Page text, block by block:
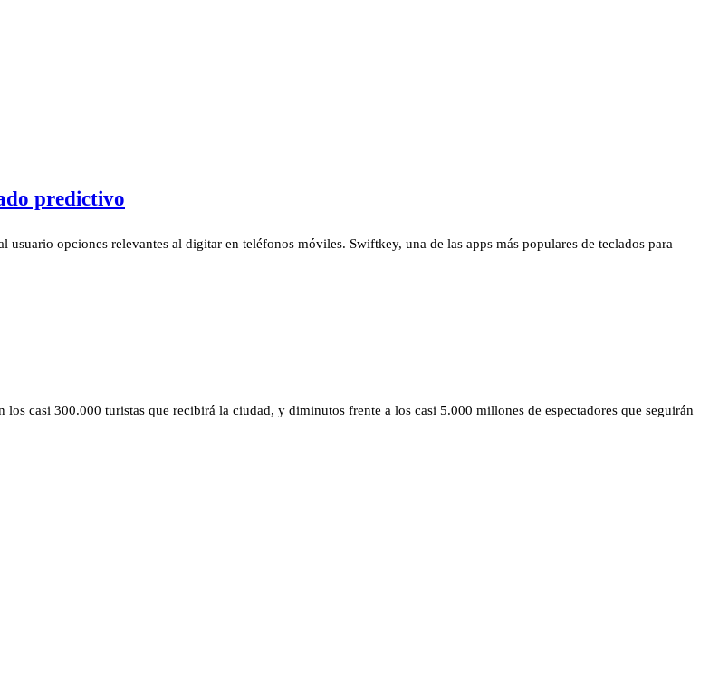
predictivo
opciones relevantes al digitar en teléfonos móviles. Swiftkey, una de las apps más populares de teclados para
casi 300.000 turistas que recibirá la ciudad, y diminutos frente a los casi 5.000 millones de espectadores que seguirán